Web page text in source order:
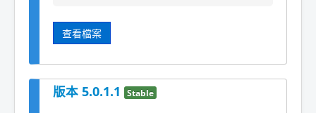
查看檔案
版本 5.0.1.1 Stable